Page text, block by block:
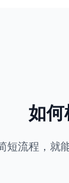
如
短流程，就